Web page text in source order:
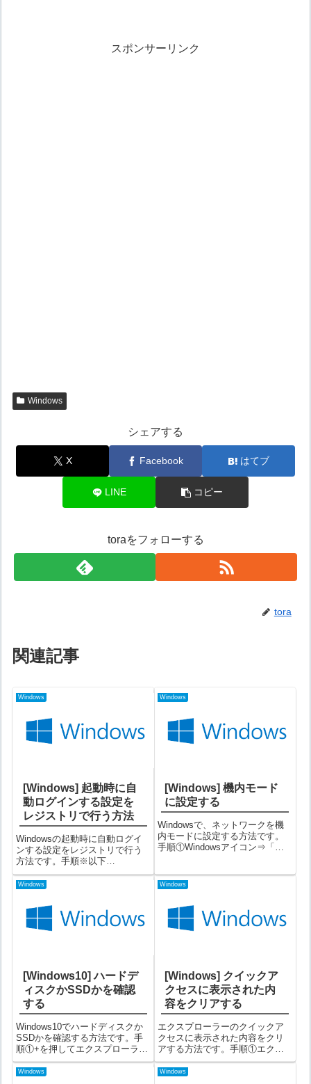
スポンサーリンク
Windows
シェアする
X Facebook はてブ
LINE コピー
toraをフォローする
tora
関連記事
Windows
[Windows] 起動時に自
動ログインする設定を
レジストリで行う方法
Windowsの起動時に自動ログイ
ンする設定をレジストリで行う
方法です。手順※以下
Windows11を例にしますが、
Windows10の場合でも同様で
リック→「ファイル名を指定し
て実行」を選択し、「rege...
Windows
[Windows] 機内モード
に設定する
Windowsで、ネットワークを機
内モードに設定する方法です。
手順①Windowsアイコン⇒「設
ット」を選択する③画面左側で
「機内モード」を選択し、画面
右側の機内モードスイッチをオ
Windows
[Windows10] ハードデ
ィスクかSSDかを確認
する
Windows10でハードディスクか
SSDかを確認する方法です。手
順①+を押してエクスプローラー
を開き、画面右側の
「Windows(C:)」を右クリック
Windows
[Windows] クイックア
クセスに表示された内
容をクリアする
エクスプローラーのクイックア
クセスに表示された内容をクリ
アする方法です。手順①エクス
プローラーのメニュー「ファイ
ル」⇒「フォルダーと検索のオ
Windows Windows